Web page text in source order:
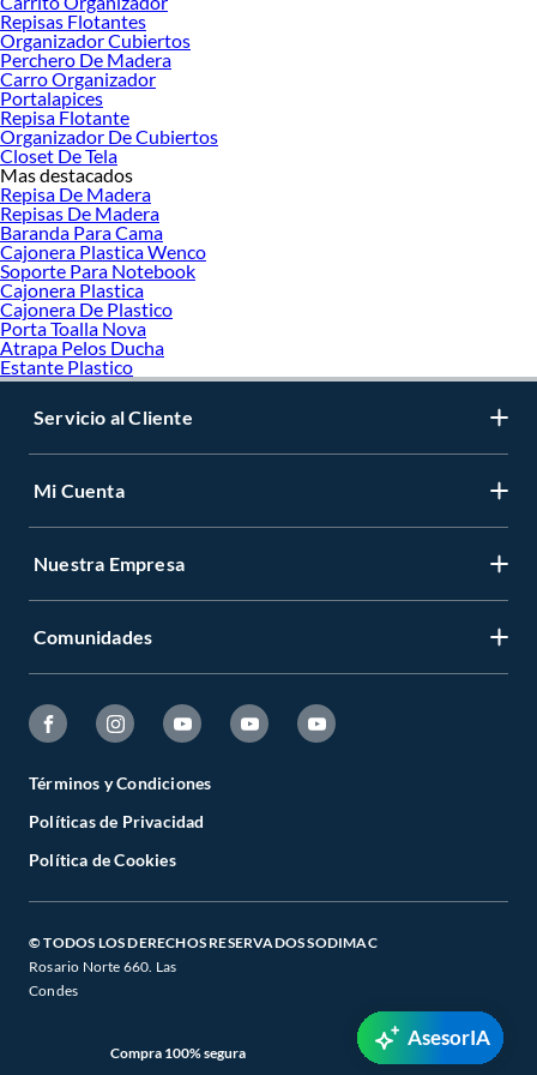
Repisas Flotantes
Organizador Cubiertos
Perchero De Madera
Carro Organizador
Portalapices
Repisa Flotante
Organizador De Cubiertos
Closet De Tela
Mas destacados
Repisa De Madera
Repisas De Madera
Baranda Para Cama
Cajonera Plastica Wenco
Soporte Para Notebook
Cajonera Plastica
Cajonera De Plastico
Porta Toalla Nova
Atrapa Pelos Ducha
Estante Plastico
Servicio al Cliente
Mi Cuenta
Nuestra Empresa
Comunidades
Términos y Condiciones
Políticas de Privacidad
Política de Cookies
© TODOS LOS DERECHOS RESERVADOS SODIMAC
Rosario Norte 660. Las
Condes
Compra 100% segura
AsesorIA